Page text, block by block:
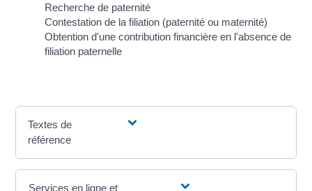
Recherche de paternité
Contestation de la filiation (paternité ou maternité)
Obtention d'une contribution financière en l'absence de
filiation paternelle
Textes de
référence
Services en ligne et